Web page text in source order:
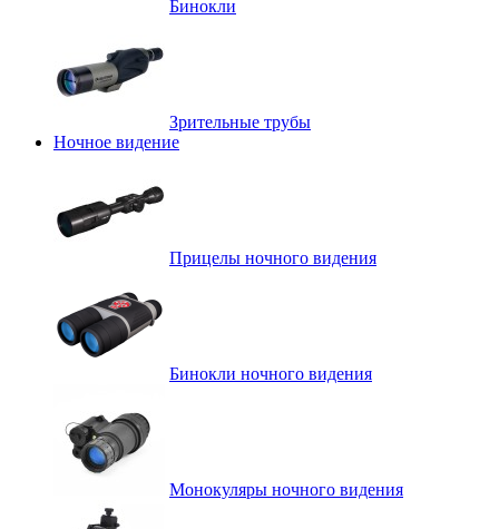
Бинокли
Зрительные трубы
Ночное видение
Прицелы ночного видения
Бинокли ночного видения
Монокуляры ночного видения